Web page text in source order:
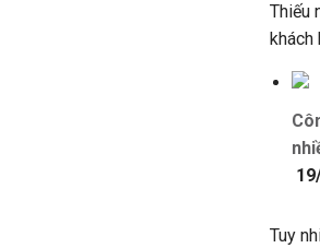
Thiếu
khách
Tuy